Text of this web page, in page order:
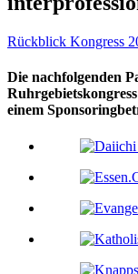
Rückblick Kongress
Die nachfolgenden
einem